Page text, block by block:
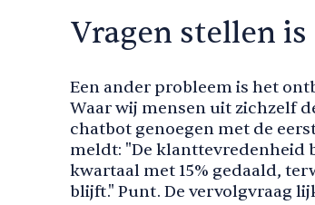
Vragen stellen
Een ander probleem is het
Waar wij mensen uit zichzelf
chatbot genoegen met de
meldt: "De klanttevredenheid
kwartaal met 15% gedaald,
blijft." Punt. De vervolgvraag